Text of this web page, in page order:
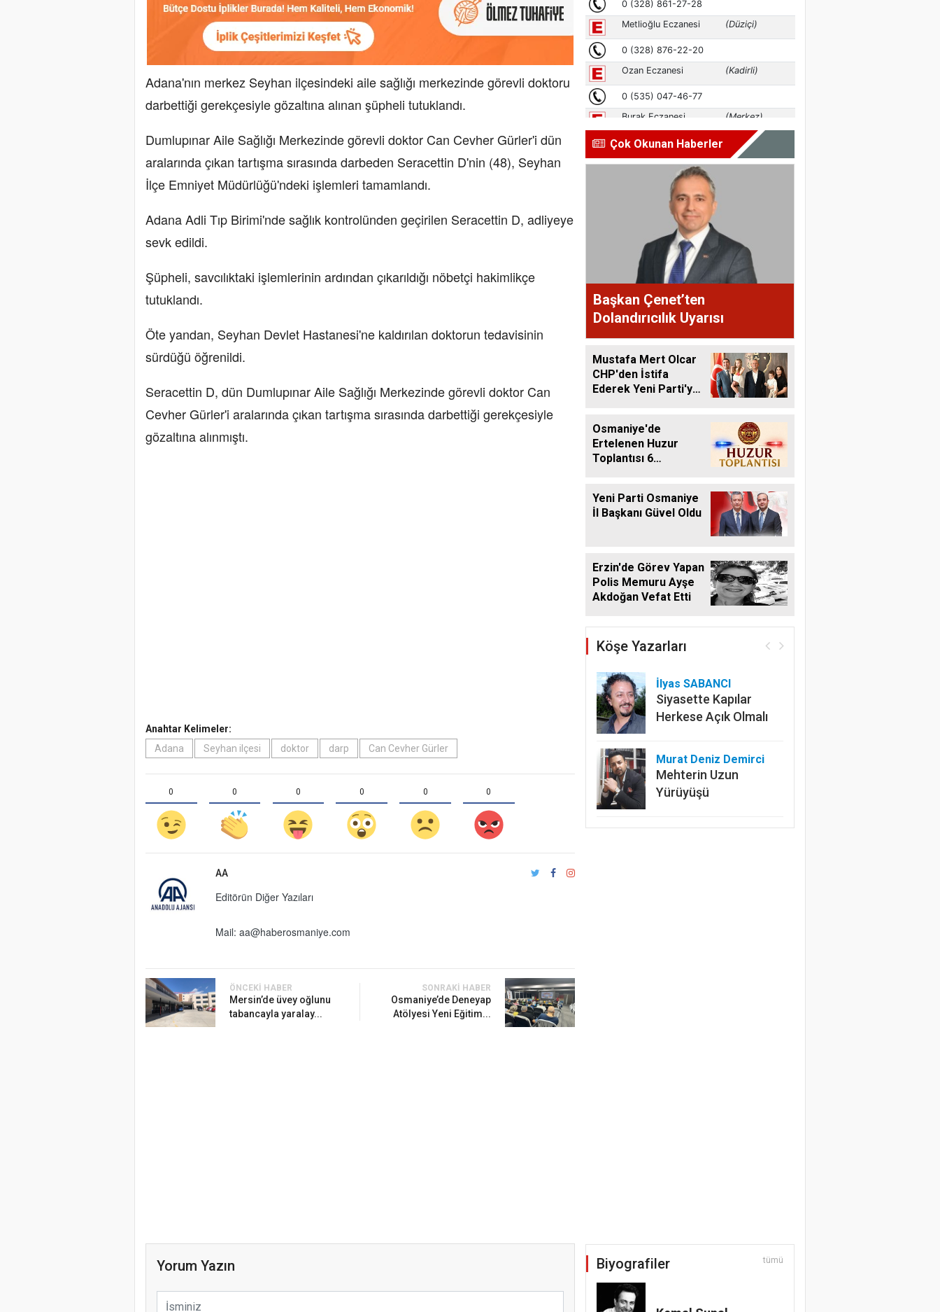
Adana'nın merkez Seyhan ilçesindeki aile sağlığı merkezinde görevli doktoru
darbettiği gerekçesiyle gözaltına alınan şüpheli tutuklandı.
Dumlupınar Aile Sağlığı Merkezinde görevli doktor Can Cevher Gürler'i dün
aralarında çıkan tartışma sırasında darbeden Seracettin D'nin (48), Seyhan
İlçe Emniyet Müdürlüğü'ndeki işlemleri tamamlandı.
Adana Adli Tıp Birimi'nde sağlık kontrolünden geçirilen Seracettin D, adliyeye
sevk edildi.
Şüpheli, savcılıktaki işlemlerinin ardından çıkarıldığı nöbetçi hakimlikçe
tutuklandı.
Öte yandan, Seyhan Devlet Hastanesi'ne kaldırılan doktorun tedavisinin
sürdüğü öğrenildi.
Seracettin D, dün Dumlupınar Aile Sağlığı Merkezinde görevli doktor Can
Cevher Gürler'i aralarında çıkan tartışma sırasında darbettiği gerekçesiyle
gözaltına alınmıştı.
Anahtar Kelimeler:
Adana
Seyhan ilçesi doktor darp Can Cevher Gürler
0 0 0 0 0 0
AA
Editörün Diğer Yazıları
Mail: aa@haberosmaniye.com
ÖNCEKI HABER
Mersin’de üvey oğlunu
tabancayla yaralay...
SONRAKI HABER
Osmaniye’de Deneyap
Atölyesi Yeni Eğitim...
Yorum Yazın
Çok Okunan Haberler
Başkan Çenet’ten
Dolandırıcılık Uyarısı
Mustafa Mert Olcar
CHP'den İstifa
Ederek Yeni Parti'ye
Osmaniye'de
Ertelenen Huzur
Toplantısı 6
Yeni Parti Osmaniye
İl Başkanı Güvel Oldu
Erzin'de Görev Yapan
Polis Memuru Ayşe
Akdoğan Vefat Etti
Köşe Yazarları
İlyas SABANCI
Siyasette Kapılar
Herkese Açık Olmalı
Murat Deniz Demirci
Mehterin Uzun
Yürüyüşü
Biyografiler tümü